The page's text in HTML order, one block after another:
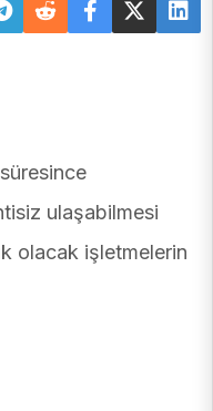
ulaşabilmesi
olacak işletmelerin